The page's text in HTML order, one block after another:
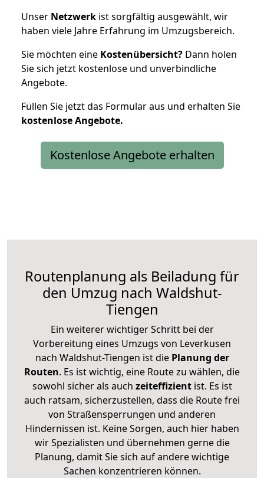
Unser Netzwerk ist sorgfältig ausgewählt, wir
haben viele Jahre Erfahrung im Umzugsbereich.
Sie möchten eine Kostenübersicht? Dann holen
Sie sich jetzt kostenlose und unverbindliche
Angebote.
Füllen Sie jetzt das Formular aus und erhalten Sie
kostenloseAngebote.
Kostenlose Angebote erhalten
Routenplanung als Beiladung für
den Umzug nach Waldshut-
Tiengen
Ein weiterer wichtiger Schritt bei der
Vorbereitung eines Umzugs von Leverkusen
nach Waldshut-Tiengen ist diePlanung der
Routen. Es ist wichtig, eine Route zu wählen, die
sowohl sicher als auch zeiteffizientist. Es ist
auch ratsam, sicherzustellen, dass die Route frei
von Straßensperrungen und anderen
Hindernissen ist. Keine Sorgen, auch hier haben
wir Spezialisten und übernehmen gerne die
Planung, damit Sie sich auf andere wichtige
Sachen konzentrieren können.